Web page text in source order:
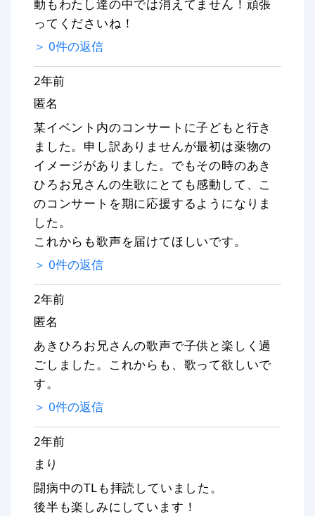
動もわたし達の中では消えてません！頑張
ってくださいね！
＞ 0件の返信
2年前
匿名
某イベント内のコンサートに子どもと行き
ました。申し訳ありませんが最初は薬物の
イメージがありました。でもその時のあき
ひろお兄さんの生歌にとても感動して、こ
のコンサートを期に応援するようになりま
した。
これからも歌声を届けてほしいです。
＞ 0件の返信
2年前
匿名
あきひろお兄さんの歌声で子供と楽しく過
ごしました。これからも、歌って欲しいで
す。
＞ 0件の返信
2年前
まり
闘病中のTLも拝読していました。
後半も楽しみにしています！